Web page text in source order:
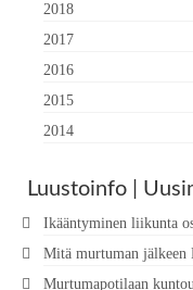
2018
2017
2016
2015
2014
Luustoinfo |
Ikääntyminen liikunta
Mitä murtuman jälkeen
Murtumapotilaan